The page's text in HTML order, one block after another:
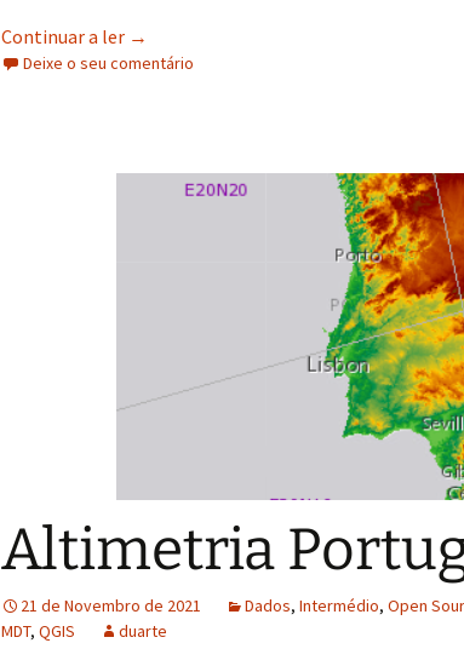
Continuar a lerDocker e backups
→
Deixe o seu comentário
Altimetria
21 de Novembro de 2021 Dados, Intermédio, Open
MDT, QGIS duarte